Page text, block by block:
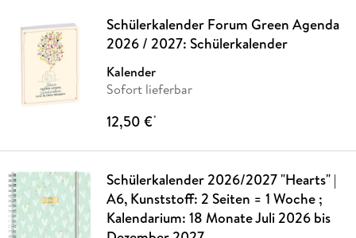
Schülerkalender Forum Green Agenda
2026 / 2027: Schülerkalender
Kalender
Sofort lieferbar
12,50 €*
Schülerkalender 2026/2027 "Hearts" |
A6, Kunststoff: 2 Seiten = 1 Woche ;
Kalendarium: 18 Monate Juli 2026 bis